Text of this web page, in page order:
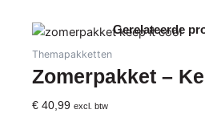
Gerelateerde
Themapakketten
Zomerpakket –
€ 40,99 excl. btw